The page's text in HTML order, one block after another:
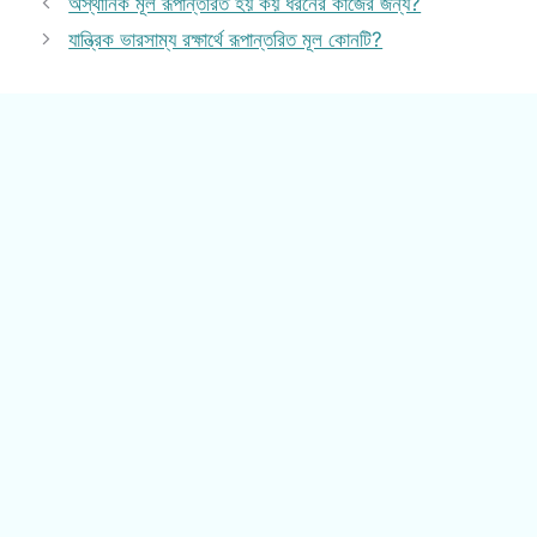
যান্ত্রিক ভারসাম্য রক্ষার্থে রূপান্তরিত মূল কোনটি?